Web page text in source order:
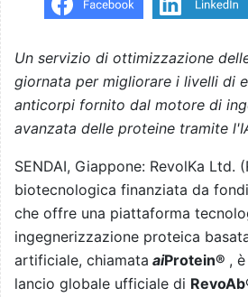
Un servizio di ottimizzazione
giornata per migliorare i livelli di
anticorpi fornito dal motore di
avanzata delle proteine tramite
SENDAI, Giappone: RevolKa Ltd.
biotecnologica finanziata da
che offre una piattaforma
ingegnerizzazione proteica
artificiale, chiamata aiProtein® ,
lancio globale ufficiale di